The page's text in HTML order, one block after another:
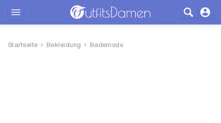
Startseite Bekleidung Bademode